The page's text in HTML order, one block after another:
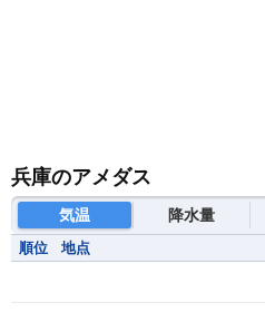
兵庫のアメダス
気温 降水量
順位 地点